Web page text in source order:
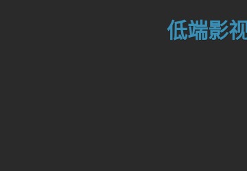
低端影